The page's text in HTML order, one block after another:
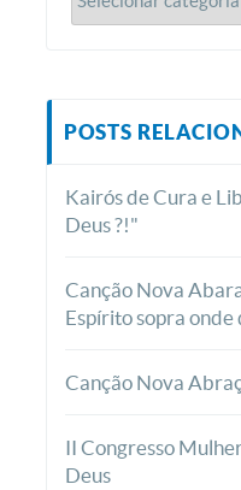
POSTS
Kairós de Cura e
Deus ?!"
Canção Nova
Espírito sopra onde
Canção Nova
II Congresso
Deus